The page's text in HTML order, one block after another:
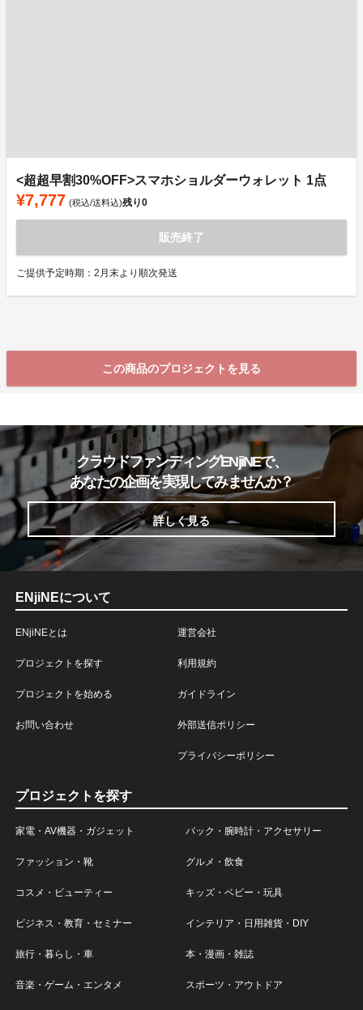
<超超早割30%OFF>スマホショルダーウォレット 1点
¥7,777 (税込/送料込)残り0
販売終了
ご提供予定時期：2月末より順次発送
この商品のプロジェクトを見る
クラウドファンディングENjiNEで、
あなたの企画を実現してみませんか？
詳しく見る
ENjiNEについて
ENjiNEとは
プロジェクトを探す
プロジェクトを始める
お問い合わせ
運営会社
利用規約
ガイドライン
外部送信ポリシー
プライバシーポリシー
プロジェクトを探す
家電・AV機器・ガジェット バック・腕時計・アクセサリー
ファッション・靴 グルメ・飲食
コスメ・ビューティー キッズ・ベビー・玩具
ビジネス・教育・セミナー インテリア・日用雑貨・DIY
旅行・暮らし・車 本・漫画・雑誌
音楽・ゲーム・エンタメ スポーツ・アウトドア